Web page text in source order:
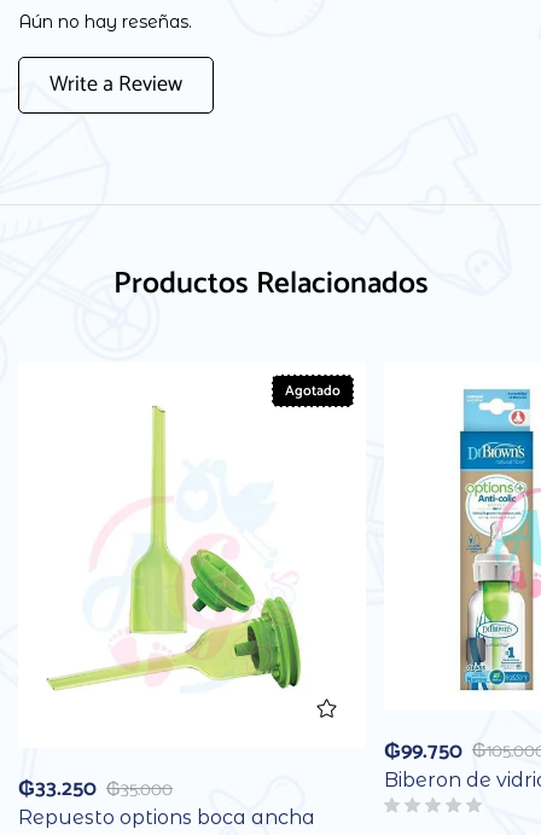
Aún no hay reseñas.
Write a Review
Productos Relacionados
Agotado
₲35.000
₲33.250
Repuesto options boca ancha
₲
₲99.750
Biberon de